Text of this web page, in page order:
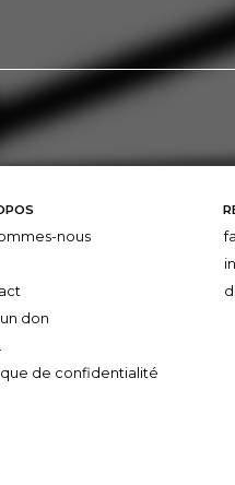
nous
don
de confidentialité